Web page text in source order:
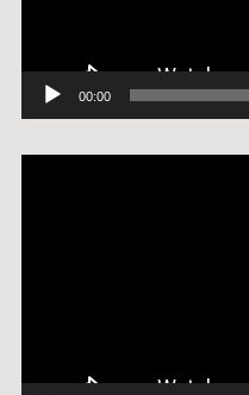
00:00